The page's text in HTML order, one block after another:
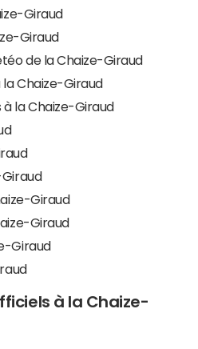
Giraud
Giraud
de la Chaize-Giraud
Chaize-Giraud
la Chaize-Giraud
Giraud
Giraud
Giraud
à la Chaize-